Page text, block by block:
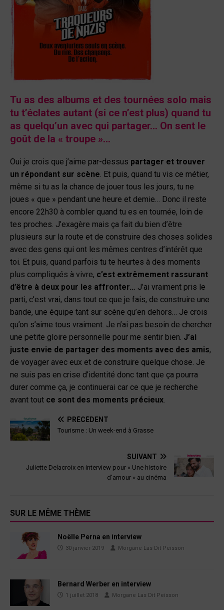
Tu as des albums et des tournées solo mais
tu t’éclates autant (si ce n’est plus) quand tu
as quelqu’un avec qui partager… On sent le
goût de la « troupe »…
Oui je crois que j’aime par-dessus partager et trouver
un répondant sur scène. Et puis, quand tu vis ce métier,
même si tu as la chance de jouer tous les jours, tu ne
joues « que » pendant une heure et demie… Donc il reste
encore 22h30 à combler quand tu es en tournée, loin de
tes proches. J’exagère mais ça fait du bien d’être
plusieurs sur la route et de construire des choses solides
avec des gens qui ont les mêmes centres d’intérêt que
toi. Et puis, quand parfois tu te heurtes à des moments
plus compliqués à vivre, c’est extrêmement rassurant
d’être à deux pour les affronter… J’ai vraiment pris le
parti, c’est vrai, dans tout ce que je fais, de construire une
bande, une équipe tant sur scène qu’en dehors… Je crois
qu’on s’aime tous vraiment. Je n’ai pas besoin de chercher
une petite gloire personnelle pour me sentir bien. J’ai
juste envie de partager des moments avec des amis,
de voyager avec eux et de construire quelque chose. Je
ne suis pas en crise d’identité donc tant que ça pourra
durer comme ça, je continuerai car ce que je recherche
avant tout ce sont des moments précieux.
PRÉCÉDENT
Tourisme : Un week-end à Grasse
SUIVANT
Juliette Delacroix en interview pour « Une histoire
d’amour » au cinéma
SUR LE MÊME THÈME
Noëlle Perna en interview
30 janvier 2019 Morgane Las Dit Peisson
Bernard Werber en interview
1 juillet 2018 Morgane Las Dit Peisson